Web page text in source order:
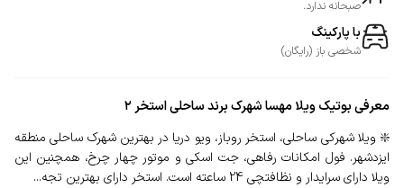
صبحانه ندارد.
با پارکینگ
شخصی باز (رایگان)
معرفیبوتیک‌ ویلا مهسا شهرک برند ساحلی استخر ۲
❇️ ویلا شهرکی ساحلی، استخر روباز، ویو دریا در بهترین شهرک ساحلی منطقه
ایزدشهر. فول امکانات رفاهی، جت اسکی و موتور چهار چرخ، همچنین این
ویلا دارای سرایدار و نظافتچی 24 ساعته است. استخر دارای بهترین تجه...